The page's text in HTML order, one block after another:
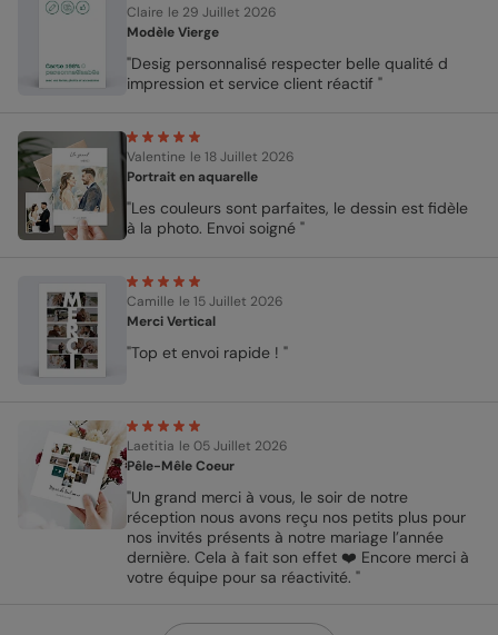
Claire le 29 Juillet 2026
Modèle Vierge
"Desig personnalisé respecter belle qualité d
impression et service client réactif "
Valentine le 18 Juillet 2026
Portrait en aquarelle
"Les couleurs sont parfaites, le dessin est fidèle
à la photo. Envoi soigné "
Camille le 15 Juillet 2026
Merci Vertical
"Top et envoi rapide ! "
Laetitia le 05 Juillet 2026
Pêle-Mêle Coeur
"Un grand merci à vous, le soir de notre
réception nous avons reçu nos petits plus pour
nos invités présents à notre mariage l’année
dernière. Cela à fait son effet ❤️ Encore merci à
votre équipe pour sa réactivité. "